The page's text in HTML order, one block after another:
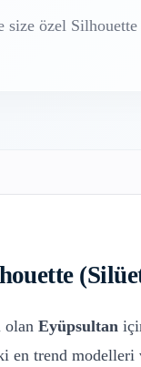
size özel
olan Eyüpsultan
en trend modelleri